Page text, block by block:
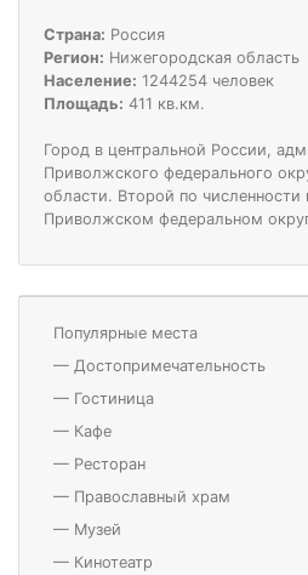
Страна: Россия
Регион: Нижегородская область
Население: 1244254 человек
Площадь: 411 кв.км.
Город в центральной России,
Приволжского федерального
области. Второй по численности
Приволжском федеральном
Популярные места
— Достопримечательность
— Гостиница
— Кафе
— Ресторан
— Православный храм
— Музей
— Кинотеатр